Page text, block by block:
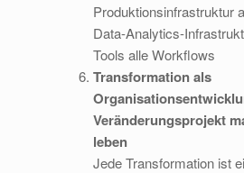
Produktionsinfrastruktur
Data-Analytics-
Tools alle Workflows
Transformation als
Veränderungsprojekt
leben
Jede Transformation ist